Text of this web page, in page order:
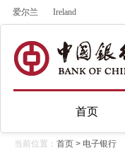
爱尔兰 Ireland
首页
当前位置： 首页 > 电子银行